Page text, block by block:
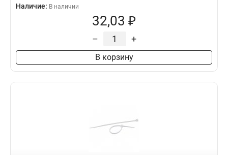
Наличие: В наличии
32,03 ₽
– +
В корзину